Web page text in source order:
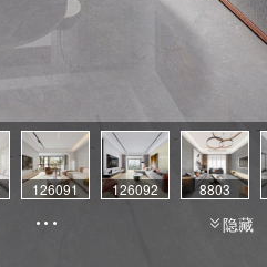
126091 126092 8803
隐藏